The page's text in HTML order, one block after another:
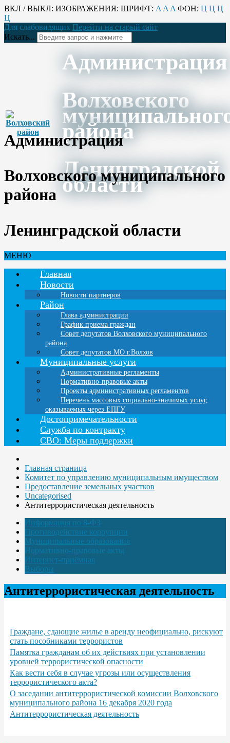
ВКЛ / ВЫКЛ: ИЗОБРАЖЕНИЯ: ШРИФТ: A A A ФОН: Ц Ц Ц
Ц
Для слабовидящих Перейти на старый сайт
Искать...
Администрация
Волховского
района
Ленинградской
области
Администрация
Волховского муниципального
района
Ленинградской области
МЕНЮ
Главная
Новости
Новости партнеров
Район
Глава администрации
График приема граждан
Совет депутатов Волховского муниципального
района
Совет депутатов МО г.Волхов
Муниципальные услуги
Административные регламенты
Нормативно-правовые акты
Проекты административных регламентов
Перечень массовых социально-значимых услуг,
оказываемых через ЕПГУ
Достопримечательности
Служба по контракту
СВО: Меры поддержки
Главная страница
Комитет по управлению муниципальным имуществом
Предоставление земельных участков
Uncategorised
Антитеррористическая деятельность
Информация по 8-ФЗ
Противодействие коррупции
Муниципальные образования
Нормативно-правовые акты
Интернет-приёмная
Выборы
Антитеррористическая деятельность
Граждане, сдающие жилье в аренду неофициально, рискуют
стать пособниками террористов
Памятка гражданам об их действиях при установлении
уровней террористической опасности
Как вести себя в случае угрозы или осуществления
террористического акта?
О заседании антитеррористической комиссии Волховского
муниципального района 16 декабря 2020 года
Антитеррористическая деятельность